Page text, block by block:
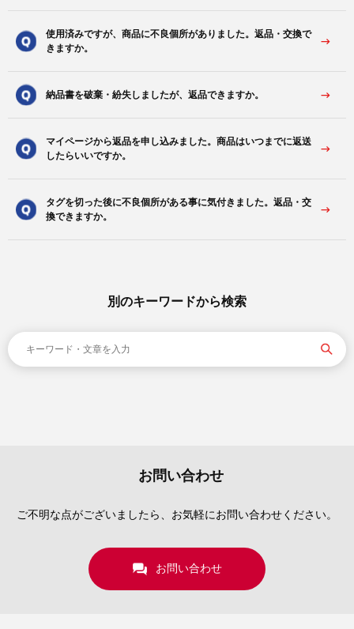
使用済みですが、商品に不良個所がありました。返品・交換で
きますか。
納品書を破棄・紛失しましたが、返品できますか。
マイページから返品を申し込みました。商品はいつまでに返送
したらいいですか。
タグを切った後に不良個所がある事に気付きました。返品・交
換できますか。
別のキーワードから検索
お問い合わせ
ご不明な点がございましたら、お気軽にお問い合わせください。
お問い合わせ